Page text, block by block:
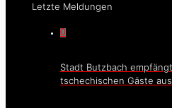
Letzte Meldungen
0
Stadt Butzbach
tschechischen Gäste